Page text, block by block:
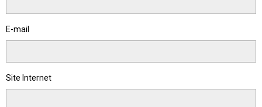
E-mail
Site Internet